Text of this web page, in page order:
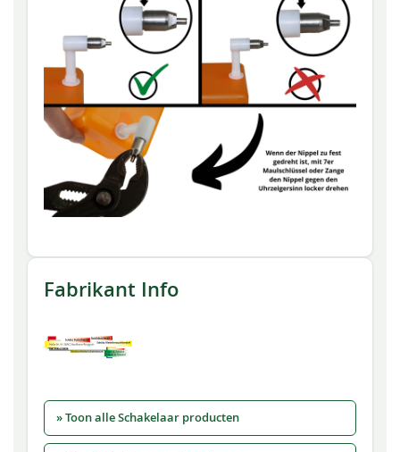
Fabrikant Info
» Toon alle Schakelaar producten